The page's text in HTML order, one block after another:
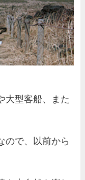
大型客船、また
ので、以前から